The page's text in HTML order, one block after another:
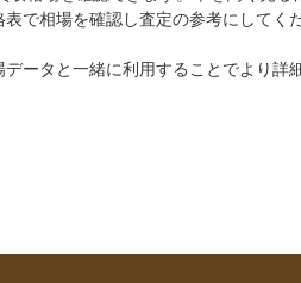
で相場を確認し査定の参考にしてく
ータと一緒に利用することでより詳